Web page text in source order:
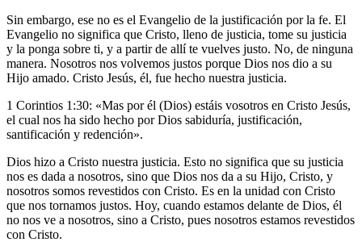
Sin embargo, ese no es el Evangelio de la justificación por la fe. El
Evangelio no significa que Cristo, lleno de justicia, tome su justicia
y la ponga sobre ti, y a partir de allí te vuelves justo. No, de ninguna
manera. Nosotros nos volvemos justos porque Dios nos dio a su
Hijo amado. Cristo Jesús, él, fue hecho nuestra justicia.
1 Corintios 1:30: «Mas por él (Dios) estáis vosotros en Cristo Jesús,
el cual nos ha sido hecho por Dios sabiduría, justificación,
santificación y redención».
Dios hizo a Cristo nuestra justicia. Esto no significa que su justicia
nos es dada a nosotros, sino que Dios nos da a su Hijo, Cristo, y
nosotros somos revestidos con Cristo. Es en la unidad con Cristo
que nos tornamos justos. Hoy, cuando estamos delante de Dios, él
no nos ve a nosotros, sino a Cristo, pues nosotros estamos revestidos
con Cristo.